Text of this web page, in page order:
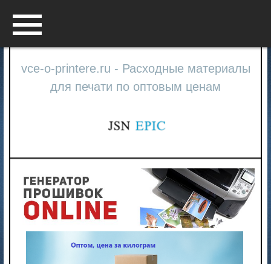
vce-o-printere.ru - Расходные материалы
для печати по оптовым ценам